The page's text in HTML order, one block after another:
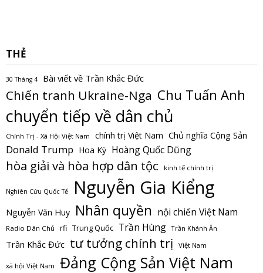
THẺ
30 Tháng 4 Bài viết về Trần Khắc Đức
Chiến tranh Ukraine-Nga Chu Tuấn Anh
chuyển tiếp về dân chủ
Chính Trị - Xã Hội Việt Nam chính trị Việt Nam Chủ nghĩa Cộng Sản
Donald Trump Hoa Kỳ Hoàng Quốc Dũng
hòa giải và hòa hợp dân tộc kinh tế chính trị
Nghiên Cứu Quốc Tế Nguyễn Gia Kiểng
Nguyễn Văn Huy Nhân quyền nội chiến Việt Nam
Radio Dân Chủ rfi Trung Quốc Trần Hùng Trần Khánh Ân
Trần Khắc Đức tư tưởng chính trị Việt Nam
xã hội Việt Nam Đảng Cộng Sản Việt Nam